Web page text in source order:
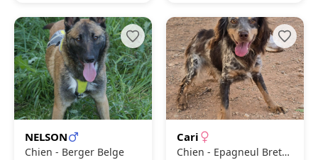
NELSON
Chien - Berger Belge
Cari
Chien - Epagneul Breto